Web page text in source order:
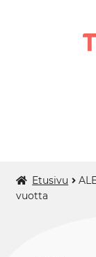
TAMPEREEN
Etusivu
vuotta